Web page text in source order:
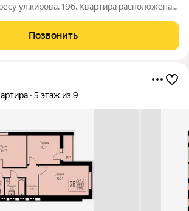
ул.кирова, 19б. Квартира расположена
Общая площадь квартиры 90,7 кВ.м.
21 кв.м, спальня
Позвонить
5 этаж из 9